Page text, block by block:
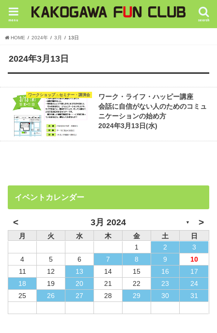
search
menu
HOME 2024年 3月 13日
2024年3月13日
ワークショップ・セミナー・講演会
ワーク・ライフ・ハッピー講座
会話に自信がない人のためのコミュ
ニケーションの始め方
2024年3月13日(水)
イベントカレンダー
< 3月 2024 ▼ >
月 火 水 木 金 土
日
1
2
3
4
5 6 7 8 9
10
11
12 13 14 15 16
17
18
19 20 21 22 23
24
25
26 27 28 29 30 31